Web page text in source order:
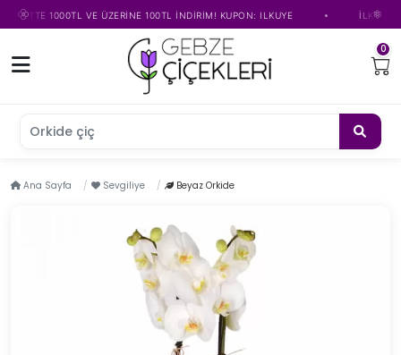
1000TL VE ÜZERİNE 100TL İNDİRİM! KUPON: ILKUYE İLK
0
Orkide çiçeği
Ana Sayfa Sevgiliye Beyaz Orkide